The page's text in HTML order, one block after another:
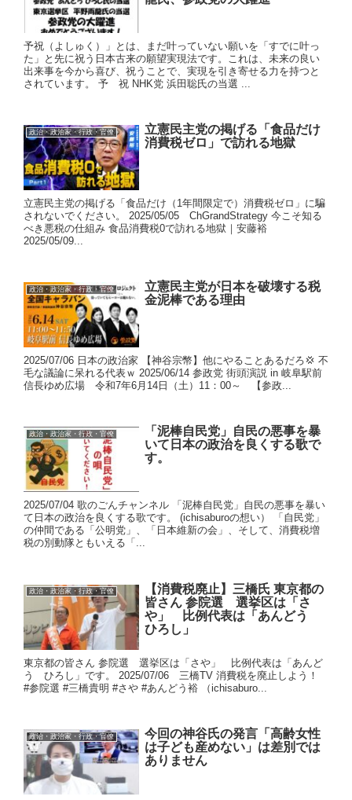
予祝（よしゅく）」とは、まだ叶っていない願いを「すでに叶っ
た」と先に祝う日本古来の願望実現法です。これは、未来の良い
出来事を今から喜び、祝うことで、実現を引き寄せる力を持つと
されています。 予 祝 NHK党 浜田聡氏の当選 ...
政治・政治家・行政・官僚
立憲民主党の掲げる「食品だけ
消費税ゼロ」で訪れる地獄
立憲民主党の掲げる「食品だけ（1年間限定で）消費税ゼロ」に騙
されないでください。 2025/05/05 ChGrandStrategy 今こそ知る
べき悪税の仕組み 食品消費税0で訪れる地獄｜安藤裕
2025/05/09...
政治・政治家・行政・官僚
立憲民主党が日本を破壊する税
金泥棒である理由
2025/07/06 日本の政治家 【神谷宗幣】他にやることあるだろ💢 不
毛な議論に呆れる代表ｗ 2025/06/14 参政党 街頭演説 in 岐阜駅前
信長ゆめ広場 令和7年6月14日（土）11：00～ 【参政...
政治・政治家・行政・官僚
「泥棒自民党」自民の悪事を暴
いて日本の政治を良くする歌で
す。
2025/07/04 歌のごんチャンネル 「泥棒自民党」自民の悪事を暴い
て日本の政治を良くする歌です。 (ichisaburoの想い） 「自民党」
の仲間である「公明党」、「日本維新の会」、そして、消費税増
税の別動隊ともいえる「...
政治・政治家・行政・官僚
【消費税廃止】三橋氏 東京都の
皆さん 参院選 選挙区は「さ
や」 比例代表は「あんどう
ひろし」
東京都の皆さん 参院選 選挙区は「さや」 比例代表は「あんど
う ひろし」です。 2025/07/06 三橋TV 消費税を廃止しよう！
#参院選 #三橋貴明 #さや #あんどう裕 （ichisaburo...
政治・政治家・行政・官僚
今回の神谷氏の発言「高齢女性
は子ども産めない」は差別では
ありません